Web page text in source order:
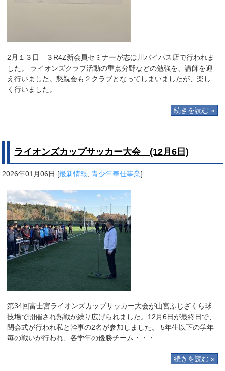
2月１３日 ３R4Z新会員セミナーが志ほ川バイパス店で行われま
した。 ライオンズクラブ活動の重点分野などの勉強を、講師を迎
え行いました。懇親会も２クラブとなってしまいましたが、楽し
く行いました。
続きを読む »
ライオンズカップサッカー大会 (12月6日)
2026年01月06日 [最新情報,青少年奉仕事業]
第34回富士宮ライオンズカップサッカー大会が山宮ふじざくら球
技場で開催され熱戦が繰り広げられました。12月6日が最終日で、
閉会式が行われ私と幹事の2名が参加しました。 5年生以下の学年
毎の戦いが行われ、各学年の優勝チーム・・・
続きを読む »